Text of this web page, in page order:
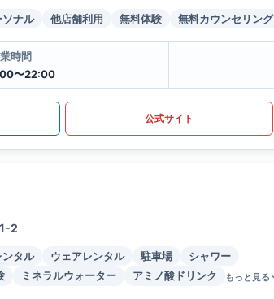
ソナル 他店舗利用 無料体験 無料カウンセリング
時間
〜22:00
公式サイト
2
ンタル ウェアレンタル 駐車場
シャワー
ミネラルウォーター アミノ酸ドリンク もっと見る